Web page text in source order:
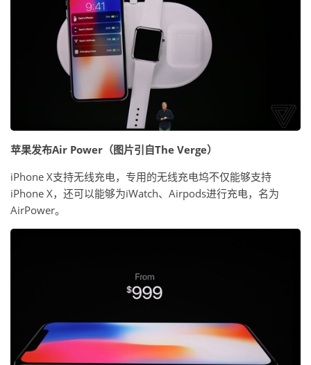
苹果发布Air Power（图片引自The Verge）
iPhone X支持无线充电，专用的无线充电坞不仅能够支持
iPhone X，还可以能够为iWatch、Airpods进行充电，名为
AirPower。